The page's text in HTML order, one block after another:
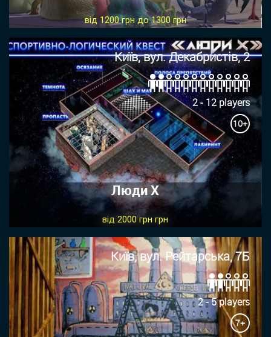
від 1200 грн до 1300 грн
Київ, вул. Декабристів, 2
2 - 12 players
10+
Люди Х
від 2000 грн грн
Київ, вул. Рейтарська, 7Б
2 - 5 players
7+